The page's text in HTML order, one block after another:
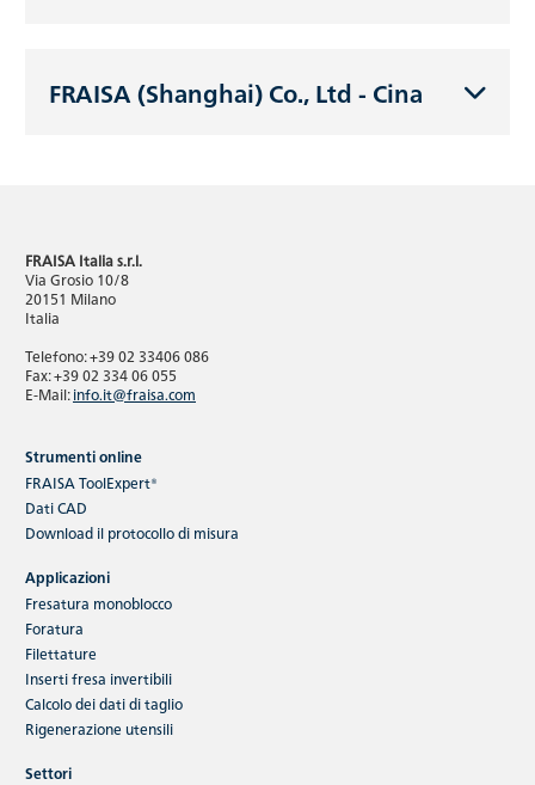
FRAISA (Shanghai) Co., Ltd - Cina
FRAISA Italia s.r.l.
Via Grosio 10/8
20151 Milano
Italia
Telefono: +39 02 33406 086
Fax: +39 02 334 06 055
E-Mail:info.it@fraisa.com
Strumenti online
FRAISA ToolExpert®
Dati CAD
Download il protocollo di misura
Applicazioni
Fresatura monoblocco
Foratura
Filettature
Inserti fresa invertibili
Calcolo dei dati di taglio
Rigenerazione utensili
Settori